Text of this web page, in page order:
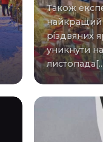
Також експертка назвала
найкращий
різдвяних
уникнути